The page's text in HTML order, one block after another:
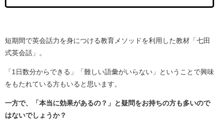
短期間で英会話力を身につける教育メソッドを利用した教材「七田
式英会話」。
「1日数分からできる」「難しい語彙がいらない」ということで興味
をもたれている方もいると思います。
一方で、「本当に効果があるの？」と疑問をお持ちの方も多いので
はないでしょうか？